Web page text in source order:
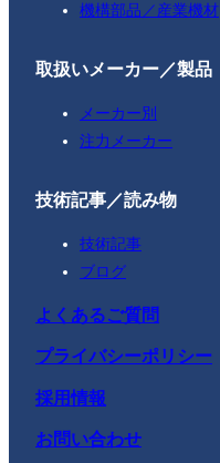
機構部品／産業機材
取扱いメーカー／製品
メーカー別
注力メーカー
技術記事／読み物
技術記事
ブログ
よくあるご質問
プライバシーポリシー
採用情報
お問い合わせ